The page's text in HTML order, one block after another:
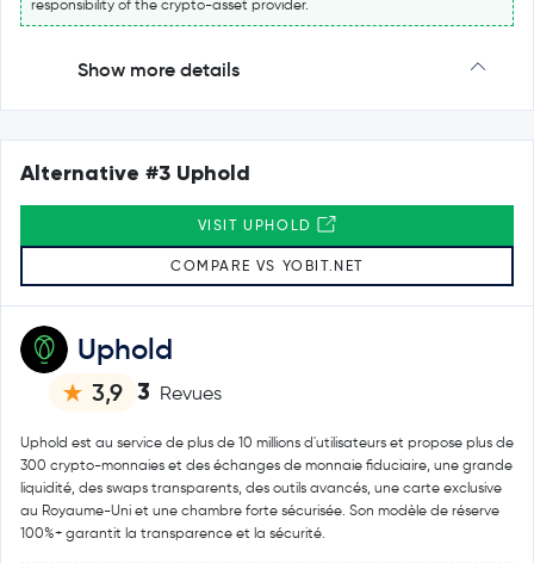
responsibility of the crypto-asset provider.
Show more details
Uphold
3,9 3 Revues
Uphold est au service de plus de 10 millions d'utilisateurs et propose plus de
300 crypto-monnaies et des échanges de monnaie fiduciaire, une grande
liquidité, des swaps transparents, des outils avancés, une carte exclusive
au Royaume-Uni et une chambre forte sécurisée. Son modèle de réserve
100%+ garantit la transparence et la sécurité.
Alternative #3 Uphold
VISIT UPHOLD
COMPARE VS YOBIT.NET